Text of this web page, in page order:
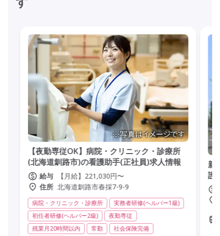
【夜勤専従OK】病院・クリニック・診療所
(北海道釧路市)の看護助手(正社員)求人情報
給与
【月給】221,030円〜
住所 北海道釧路市春採7-9-9
病院・クリニック・診療所
実務者研修(ヘルパー1級)
初任者研修(ヘルパー2級)
夜勤専従
残業月20時間以内
常勤
社会保険完備
新
護